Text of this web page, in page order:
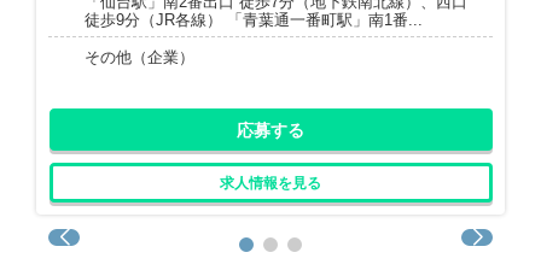
徒歩9分（JR各線） 「青葉通一番町駅」南1番...
その他（企業）
応募する
求人情報を見る